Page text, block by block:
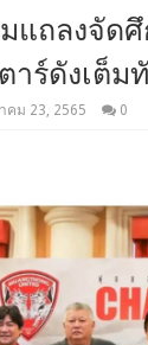
แถลงจัด
ร์ดังเต็ม
คม 23, 2565 0